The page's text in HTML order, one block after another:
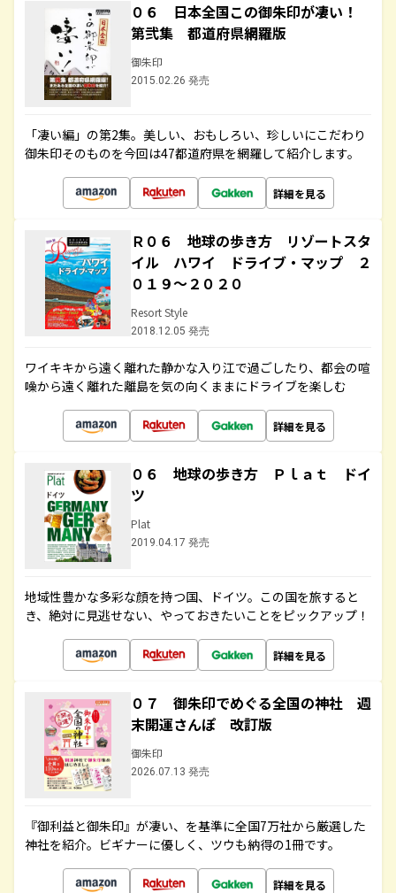
０６ 日本全国この御朱印が凄い！
第弐集 都道府県網羅版
御朱印
2015.02.26 発売
「凄い編」の第2集。美しい、おもしろい、珍しいにこだわり
御朱印そのものを今回は47都道府県を網羅して紹介します。
詳細を見る
Ｒ０６ 地球の歩き方 リゾートスタ
イル ハワイ ドライブ・マップ ２
０１９～２０２０
Resort Style
2018.12.05 発売
ワイキキから遠く離れた静かな入り江で過ごしたり、都会の喧
噪から遠く離れた離島を気の向くままにドライブを楽しむ
詳細を見る
０６ 地球の歩き方 Ｐｌａｔ ドイ
ツ
Plat
2019.04.17 発売
地域性豊かな多彩な顔を持つ国、ドイツ。この国を旅すると
き、絶対に見逃せない、やっておきたいことをピックアップ！
詳細を見る
０７ 御朱印でめぐる全国の神社 週
末開運さんぽ 改訂版
御朱印
2026.07.13 発売
『御利益と御朱印』が凄い、を基準に全国7万社から厳選した
神社を紹介。ビギナーに優しく、ツウも納得の1冊です。
詳細を見る